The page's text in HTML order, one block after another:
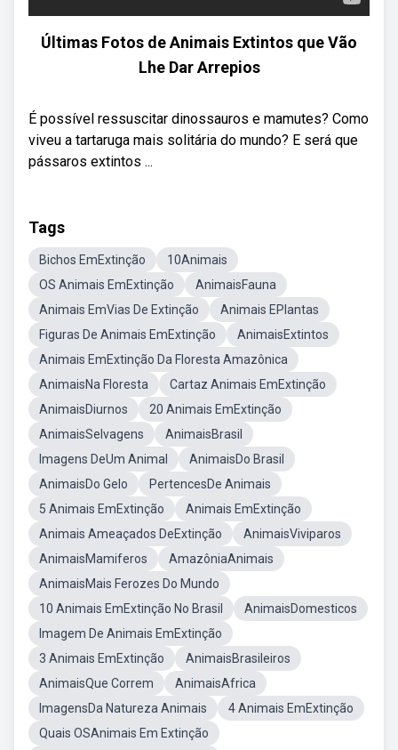
Últimas Fotos de Animais Extintos que Vão
Lhe Dar Arrepios
É possível ressuscitar dinossauros e mamutes? Como
viveu a tartaruga mais solitária do mundo? E será que
pássaros extintos ...
Tags
Bichos EmExtinção
10Animais
OS Animais EmExtinção
AnimaisFauna
Animais EmVias De Extinção
Animais EPlantas
Figuras De Animais EmExtinção
AnimaisExtintos
Animais EmExtinção Da Floresta Amazônica
AnimaisNa Floresta
Cartaz Animais EmExtinção
AnimaisDiurnos
20 Animais EmExtinção
AnimaisSelvagens
AnimaisBrasil
Imagens DeUm Animal
AnimaisDo Brasil
AnimaisDo Gelo
PertencesDe Animais
5 Animais EmExtinção
Animais EmExtinção
Animais Ameaçados DeExtinção
AnimaisViviparos
AnimaisMamiferos
AmazôniaAnimais
AnimaisMais Ferozes Do Mundo
10 Animais EmExtinção No Brasil
AnimaisDomesticos
Imagem De Animais EmExtinção
3 Animais EmExtinção
AnimaisBrasileiros
AnimaisQue Correm
AnimaisAfrica
ImagensDa Natureza Animais
4 Animais EmExtinção
Quais OSAnimais Em Extinção